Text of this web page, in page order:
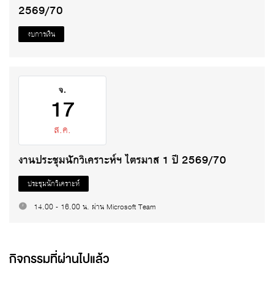
2569/70
งบการเงิน
จ.
17
ส.ค.
งานประชุมนักวิเคราะห์ฯ ไตรมาส 1 ปี 2569/70
ประชุมนักวิเคราะห์
14.00 - 16.00 น. ผ่าน Microsoft Team
กิจกรรมที่ผ่านไปแล้ว